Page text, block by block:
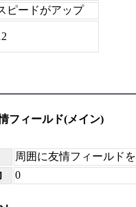
ピードがアップ
フィールド(メイン)
周囲に友情フィールド
0